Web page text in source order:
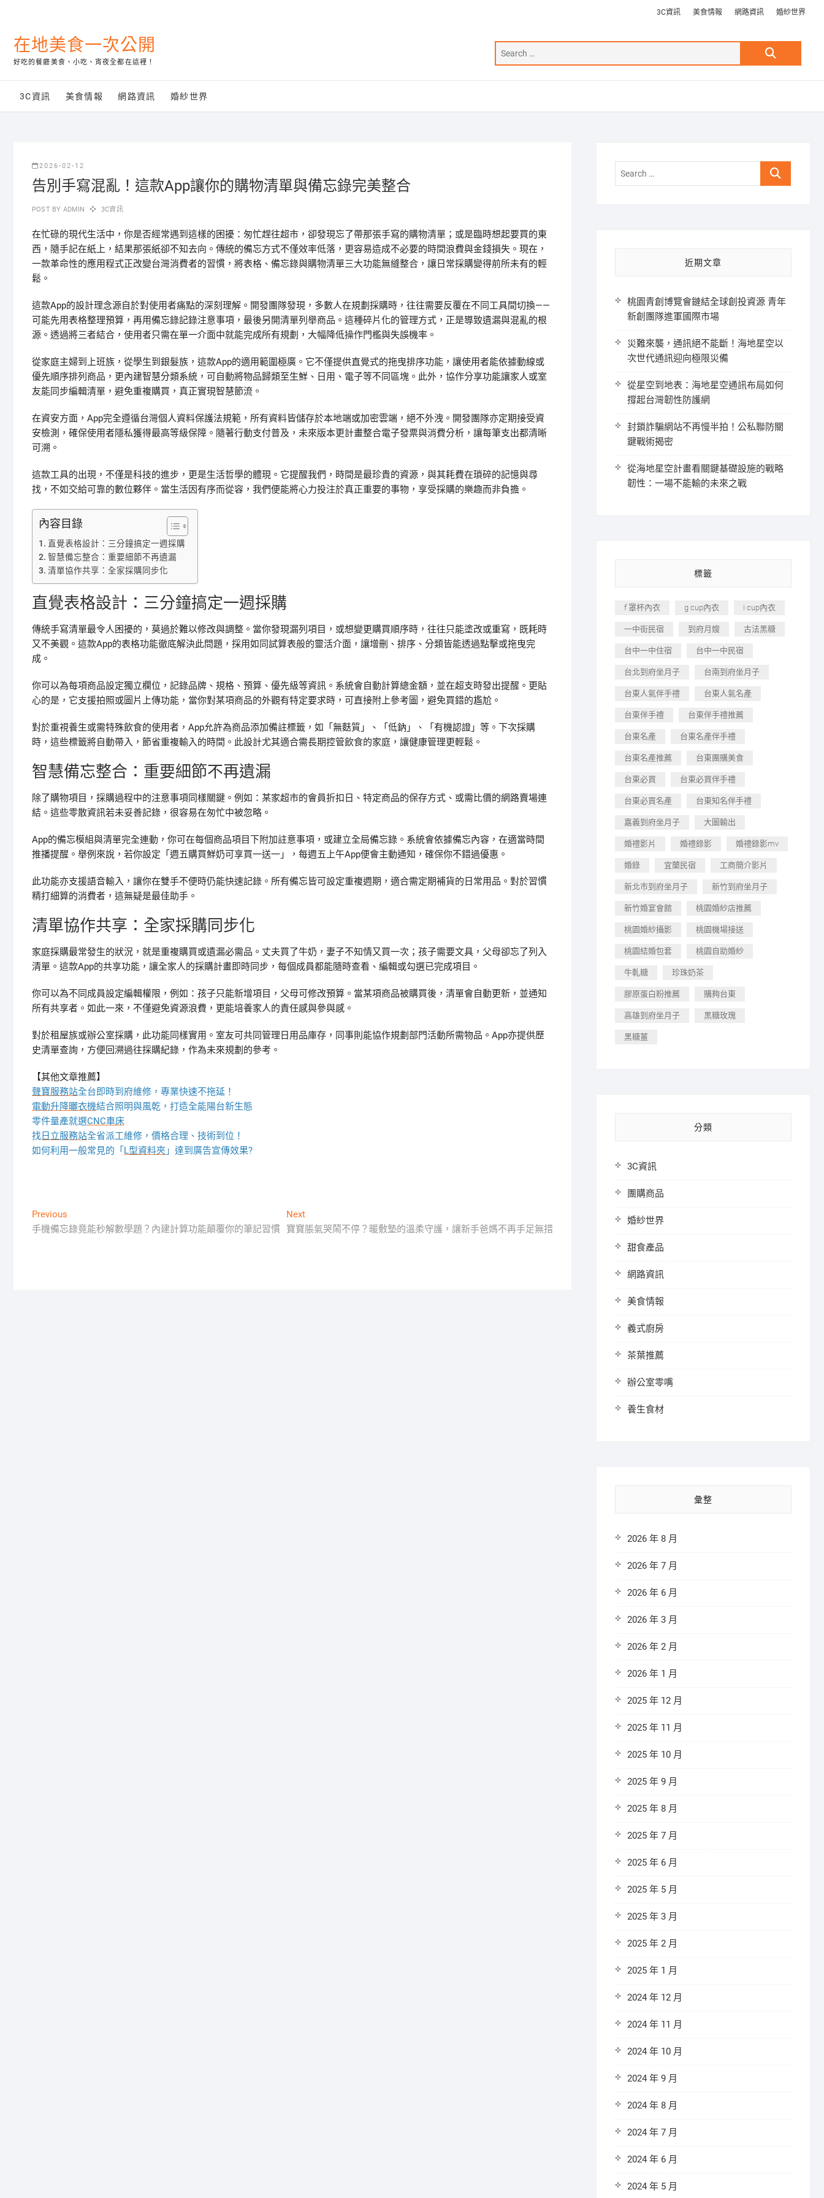
content
3C資訊 美食情報 網路資訊 婚紗世界
在地美食一次公開
好吃的餐廳美食、小吃、宵夜全都在這裡！
Search
3C資訊 美食情報 網路資訊 婚紗世界
2026-02-12
告別手寫混亂！這款App讓你的購物清單與備忘錄完美整合
POST BY ADMIN 3C資訊
在忙碌的現代生活中，你是否經常遇到這樣的困擾：匆忙趕往超市，卻發現忘了帶那張手寫的購物清單；或是臨時想起要買的東
西，隨手記在紙上，結果那張紙卻不知去向。傳統的備忘方式不僅效率低落，更容易造成不必要的時間浪費與金錢損失。現在，
一款革命性的應用程式正改變台灣消費者的習慣，將表格、備忘錄與購物清單三大功能無縫整合，讓日常採購變得前所未有的輕
鬆。
這款App的設計理念源自於對使用者痛點的深刻理解。開發團隊發現，多數人在規劃採購時，往往需要反覆在不同工具間切換——
可能先用表格整理預算，再用備忘錄記錄注意事項，最後另開清單列舉商品。這種碎片化的管理方式，正是導致遺漏與混亂的根
源。透過將三者結合，使用者只需在單一介面中就能完成所有規劃，大幅降低操作門檻與失誤機率。
從家庭主婦到上班族，從學生到銀髮族，這款App的適用範圍極廣。它不僅提供直覺式的拖曳排序功能，讓使用者能依據動線或
優先順序排列商品，更內建智慧分類系統，可自動將物品歸類至生鮮、日用、電子等不同區塊。此外，協作分享功能讓家人或室
友能同步編輯清單，避免重複購買，真正實現智慧節流。
在資安方面，App完全遵循台灣個人資料保護法規範，所有資料皆儲存於本地端或加密雲端，絕不外洩。開發團隊亦定期接受資
安檢測，確保使用者隱私獲得最高等級保障。隨著行動支付普及，未來版本更計畫整合電子發票與消費分析，讓每筆支出都清晰
可溯。
這款工具的出現，不僅是科技的進步，更是生活哲學的體現。它提醒我們，時間是最珍貴的資源，與其耗費在瑣碎的記憶與尋
找，不如交給可靠的數位夥伴。當生活因有序而從容，我們便能將心力投注於真正重要的事物，享受採購的樂趣而非負擔。
內容目錄
直覺表格設計：三分鐘搞定一週採購
智慧備忘整合：重要細節不再遺漏
清單協作共享：全家採購同步化
直覺表格設計：三分鐘搞定一週採購
傳統手寫清單最令人困擾的，莫過於難以修改與調整。當你發現漏列項目，或想變更購買順序時，往往只能塗改或重寫，既耗時
又不美觀。這款App的表格功能徹底解決此問題，採用如同試算表般的靈活介面，讓增刪、排序、分類皆能透過點擊或拖曳完
成。
你可以為每項商品設定獨立欄位，記錄品牌、規格、預算、優先級等資訊。系統會自動計算總金額，並在超支時發出提醒。更貼
心的是，它支援拍照或圖片上傳功能，當你對某項商品的外觀有特定要求時，可直接附上參考圖，避免買錯的尷尬。
對於重視養生或需特殊飲食的使用者，App允許為商品添加備註標籤，如「無麩質」、「低鈉」、「有機認證」等。下次採購
時，這些標籤將自動帶入，節省重複輸入的時間。此設計尤其適合需長期控管飲食的家庭，讓健康管理更輕鬆。
智慧備忘整合：重要細節不再遺漏
除了購物項目，採購過程中的注意事項同樣關鍵。例如：某家超市的會員折扣日、特定商品的保存方式、或需比價的網路賣場連
結。這些零散資訊若未妥善記錄，很容易在匆忙中被忽略。
App的備忘模組與清單完全連動，你可在每個商品項目下附加註意事項，或建立全局備忘錄。系統會依據備忘內容，在適當時間
推播提醒。舉例來說，若你設定「週五購買鮮奶可享買一送一」，每週五上午App便會主動通知，確保你不錯過優惠。
此功能亦支援語音輸入，讓你在雙手不便時仍能快速記錄。所有備忘皆可設定重複週期，適合需定期補貨的日常用品。對於習慣
精打細算的消費者，這無疑是最佳助手。
清單協作共享：全家採購同步化
家庭採購最常發生的狀況，就是重複購買或遺漏必需品。丈夫買了牛奶，妻子不知情又買一次；孩子需要文具，父母卻忘了列入
清單。這款App的共享功能，讓全家人的採購計畫即時同步，每個成員都能隨時查看、編輯或勾選已完成項目。
你可以為不同成員設定編輯權限，例如：孩子只能新增項目，父母可修改預算。當某項商品被購買後，清單會自動更新，並通知
所有共享者。如此一來，不僅避免資源浪費，更能培養家人的責任感與參與感。
對於租屋族或辦公室採購，此功能同樣實用。室友可共同管理日用品庫存，同事則能協作規劃部門活動所需物品。App亦提供歷
史清單查詢，方便回溯過往採購紀錄，作為未來規劃的參考。
【其他文章推薦】
聲寶服務站全台即時到府維修，專業快速不拖延！
電動升降曬衣機結合照明與風乾，打造全能陽台新生態
零件量產就選CNC車床
找日立服務站全省派工維修，價格合理、技術到位！
如何利用一般常見的「 L型資料夾 」達到廣告宣傳效果?
文
章
Previous
post:
手機備忘錄竟能秒解數學題？內建計算功能顛覆你的筆記習慣
NextNext
post:
寶寶脹氣哭鬧不停？暖敷墊的溫柔守護，讓新手爸媽不再手足無措
Search
近期文章
桃園青創博覽會鏈結全球創投資源 青年
新創團隊進軍國際市場
災難來襲，通訊絕不能斷！海地星空以
次世代通訊迎向極限災備
從星空到地表：海地星空通訊布局如何
撐起台灣韌性防護網
封鎖詐騙網站不再慢半拍！公私聯防關
鍵戰術揭密
從海地星空計畫看關鍵基礎設施的戰略
韌性：一場不能輸的未來之戰
標籤
f 罩杯內衣 g cup內衣 i cup內衣
一中街民宿 到府月嫂 古法黑糖
台中一中住宿 台中一中民宿
台北到府坐月子 台南到府坐月子
台東人氣伴手禮 台東人氣名產
台東伴手禮 台東伴手禮推薦
台東名產 台東名產伴手禮
台東名產推薦 台東團購美食
台東必買 台東必買伴手禮
台東必買名產 台東知名伴手禮
嘉義到府坐月子 大圖輸出
婚禮影片 婚禮錄影 婚禮錄影mv
婚錄 宜蘭民宿 工商簡介影片
新北市到府坐月子 新竹到府坐月子
新竹婚宴會館 桃園婚紗店推薦
桃園婚紗攝影 桃園機場接送
桃園結婚包套 桃園自助婚紗
牛軋糖 珍珠奶茶
膠原蛋白粉推薦 購夠台東
高雄到府坐月子 黑糖玫瑰
黑糖薑
分類
3C資訊
團購商品
婚紗世界
甜食產品
網路資訊
美食情報
義式廚房
茶葉推薦
辦公室零嘴
養生食材
彙整
2026 年 8 月
2026 年 7 月
2026 年 6 月
2026 年 3 月
2026 年 2 月
2026 年 1 月
2025 年 12 月
2025 年 11 月
2025 年 10 月
2025 年 9 月
2025 年 8 月
2025 年 7 月
2025 年 6 月
2025 年 5 月
2025 年 3 月
2025 年 2 月
2025 年 1 月
2024 年 12 月
2024 年 11 月
2024 年 10 月
2024 年 9 月
2024 年 8 月
2024 年 7 月
2024 年 6 月
2024 年 5 月